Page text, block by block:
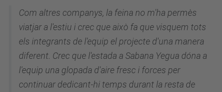
Com altres companys, la feina no m'ha permès
viatjar a l'estiu i crec que això fa que visquem tots
els integrants de l'equip el projecte d'una manera
diferent. Crec que l'estada a Sabana Yegua dóna a
l'equip una glopada d'aire fresc i forces per
continuar dedicant-hi temps durant la resta de